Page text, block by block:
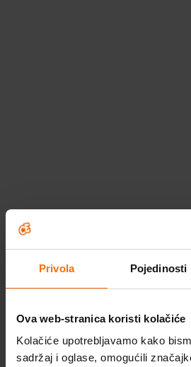
Privola Pojedinosti
Ova web-stranica koristi kolačiće
Kolačiće upotrebljavamo kako
sadržaj i oglase, omogućili